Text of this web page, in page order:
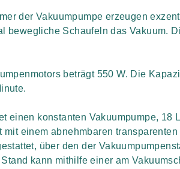
der Vakuumpumpe erzeugen
bewegliche Schaufeln das Vakuum.
beträgt 550 W. Die
einen konstanten Vakuumpumpe, 18
mit einem abnehmbaren
über den der
kann mithilfe einer am